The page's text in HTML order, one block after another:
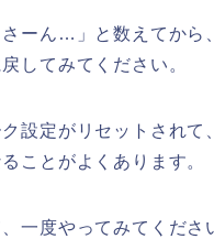
さーん…」と数えてから
してみてください。
設定がリセットされて
ことがよくあります。
一度やってみてくださ